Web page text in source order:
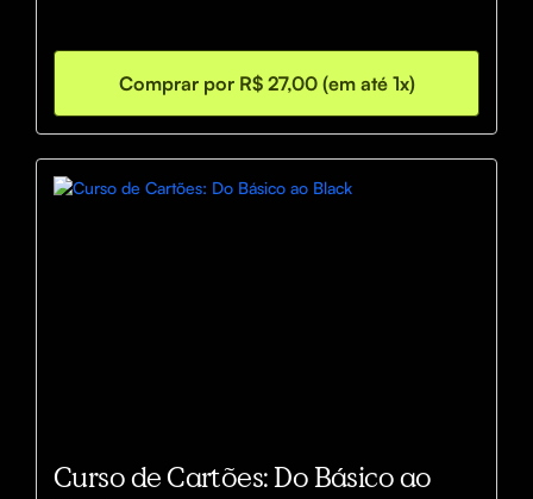
Comprar por R$ 27,00 (em até 1x)
Curso de Cartões: Do Básico ao